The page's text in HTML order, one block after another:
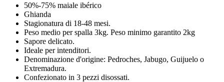
50%-75% maiale ibérico
Ghianda
Stagionatura di 18-48 mesi.
Peso medio per spalla 3kg. Peso minimo garantito 2kg
Sapore delicato.
Ideale per intenditori.
Denominazione d'origine: Pedroches, Jabugo, Guijuelo o
Extremadura.
Confezionato in 3 pezzi disossati.